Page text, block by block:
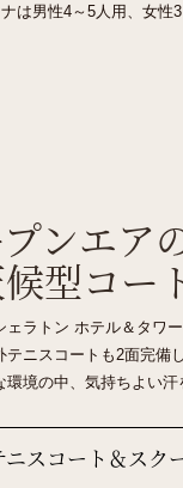
は男性4～5人用、女性3
ンエア
型コー
ェラトン ホテル＆タワ
テニスコートも2面完備
環境の中、気持ちよい汗
ニスコート＆スク